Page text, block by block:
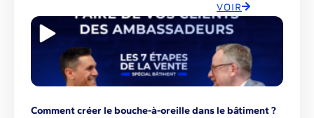
VOIR
Comment créer le bouche-à-oreille dans le bâtiment ?